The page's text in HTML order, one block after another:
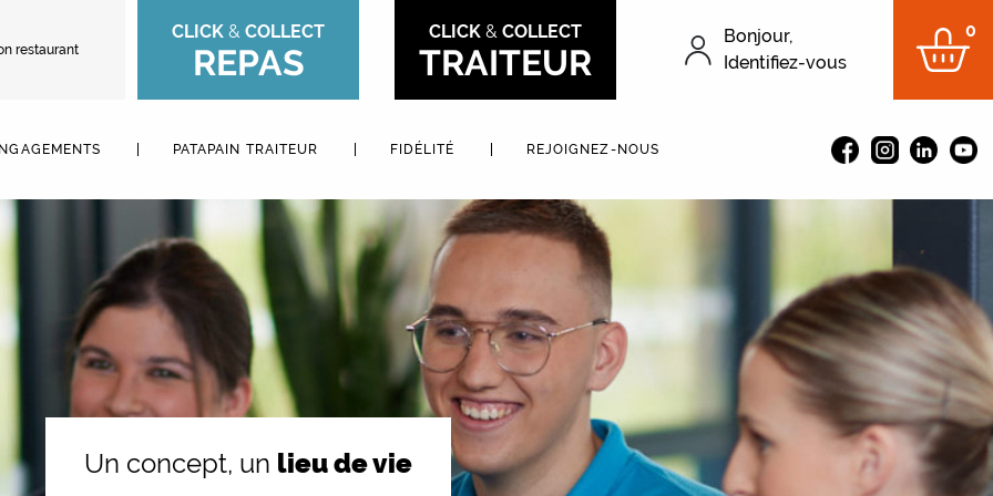
restaurant
CLICK& COLLECT
REPAS
CLICK &COLLECT
TRAITEUR Menu du
Bonjour,
Identifiez-vous
0
PATAPAIN TRAITEUR FIDÉLITÉ REJOIGNEZ-NOUS
Titre jumbotron
Un concept, un lieu de vie